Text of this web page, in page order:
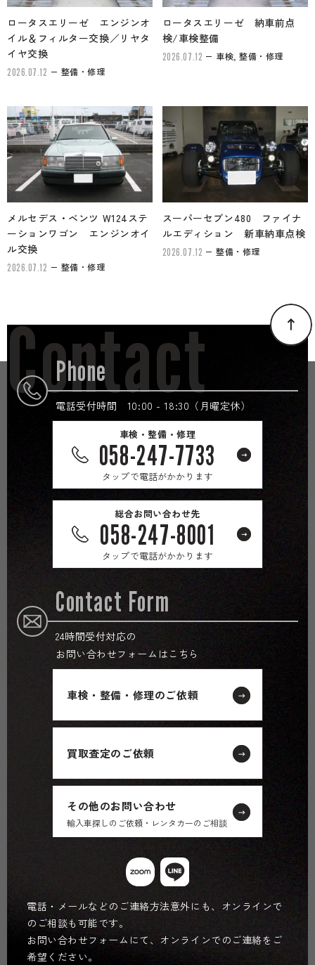
ロータスエリーゼ エンジンオ
イル＆フィルター交換／リヤタ
イヤ交換
2026.07.12 整備・修理
ロータスエリーゼ 納車前点
検/車検整備
2026.07.12 車検, 整備・修理
メルセデス・ベンツ W124ステ
ーションワゴン エンジンオイ
ル交換
2026.07.12 整備・修理
スーパーセブン480 ファイナ
ルエディション 新車納車点検
2026.07.12 整備・修理
Phone
電話受付時間 10:00 - 18:30（月曜定休）
車検・整備・修理
058-247-7733
タップで電話がかかります
総合お問い合わせ先
058-247-8001
タップで電話がかかります
Contact Form
24時間受付対応の
お問い合わせフォームはこちら
車検・整備・修理のご依頼
買取査定のご依頼
その他のお問い合わせ
輸入車探しのご依頼・レンタカーのご相談
電話・メールなどのご連絡方法意外にも、オンラインで
のご相談も可能です。
お問い合わせフォームにて、オンラインでのご連絡をご
希望ください。
Contact